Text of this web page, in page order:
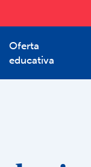
Oferta
educativa